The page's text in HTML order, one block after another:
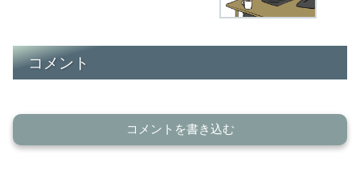
コメント
コメントを書き込む